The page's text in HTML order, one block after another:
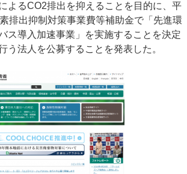
よるCO2排出を抑えることを目的に、平
排出抑制対策事業費等補助金で「先進環
ス導入加速事業」を実施することを決定
う法人を公募することを発表した。